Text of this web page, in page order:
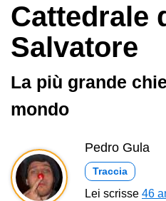
Cattedrale
Salvatore
La più grande
mondo
Pedro Gula
Traccia
Lei scrisse 46